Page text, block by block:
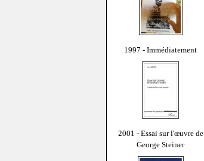
1997 - Immédiatement
2001 - Essai sur l'œuvre de
George Steiner